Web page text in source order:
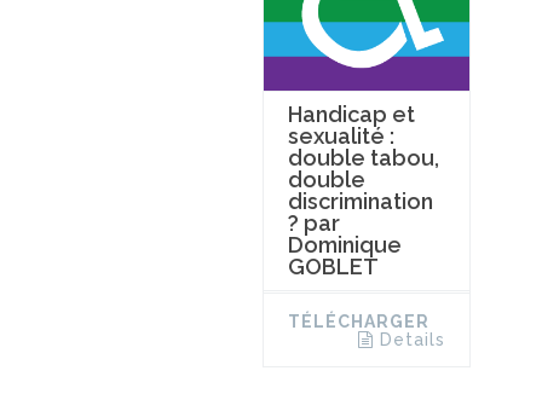
Handicap et
sexualité :
double tabou,
double
discrimination
? par
Dominique
GOBLET
TÉLÉCHARGER
Details